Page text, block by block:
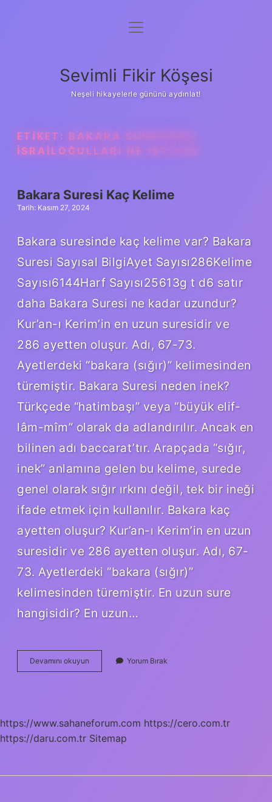
Anasayfa
Yasal Uyarı
menüyü
Sevimli Fikir Köşesi
Neşeli hikayelerle gününü aydınlat!
ETIKET: BAKARA SURESINDE
İSRAILOĞULLARI NE ISTIYOR
Bakara Suresi Kaç Kelime
Tarih: Kasım 27, 2024
Bakara suresinde kaç kelime var? Bakara
Suresi Sayısal BilgiAyet Sayısı286Kelime
Sayısı6144Harf Sayısı25613g t d6 satır
daha Bakara Suresi ne kadar uzundur?
Kur’an-ı Kerim’in en uzun suresidir ve
286 ayetten oluşur. Adı, 67-73.
Ayetlerdeki “bakara (sığır)” kelimesinden
türemiştir. Bakara Suresi neden inek?
Türkçede “hatimbaşı” veya “büyük elif-
lâm-mîm” olarak da adlandırılır. Ancak en
bilinen adı baccarat’tır. Arapçada “sığır,
inek” anlamına gelen bu kelime, surede
genel olarak sığır ırkını değil, tek bir ineği
ifade etmek için kullanılır. Bakara kaç
ayetten oluşur? Kur’an-ı Kerim’in en uzun
suresidir ve 286 ayetten oluşur. Adı, 67-
73. Ayetlerdeki “bakara (sığır)”
kelimesinden türemiştir. En uzun sure
hangisidir? En uzun…
Devamını okuyun
Suresi
Yorum Bırak
https://www.sahaneforum.com https://cero.com.tr
https://daru.com.tr Sitemap